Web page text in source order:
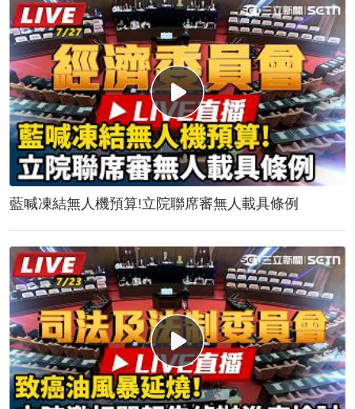
藍喊凍結無人機預算!立院聯席審無人載具條例